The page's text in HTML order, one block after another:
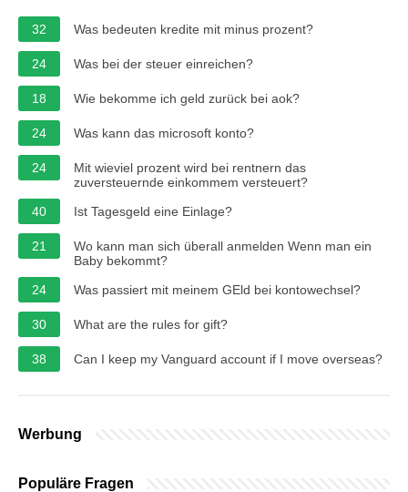
32 Was bedeuten kredite mit minus prozent?
24 Was bei der steuer einreichen?
18 Wie bekomme ich geld zurück bei aok?
24 Was kann das microsoft konto?
24
Mit wieviel prozent wird bei rentnern das
zuversteuernde einkommem versteuert?
40
Ist Tagesgeld eine Einlage?
21
Wo kann man sich überall anmelden Wenn man ein
Baby bekommt?
24
Was passiert mit meinem GEld bei kontowechsel?
30 What are the rules for gift?
38 Can I keep my Vanguard account if I move overseas?
Werbung
Populäre Fragen